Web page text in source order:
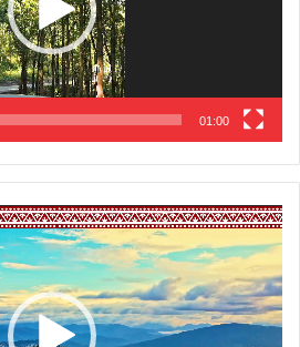
01:00